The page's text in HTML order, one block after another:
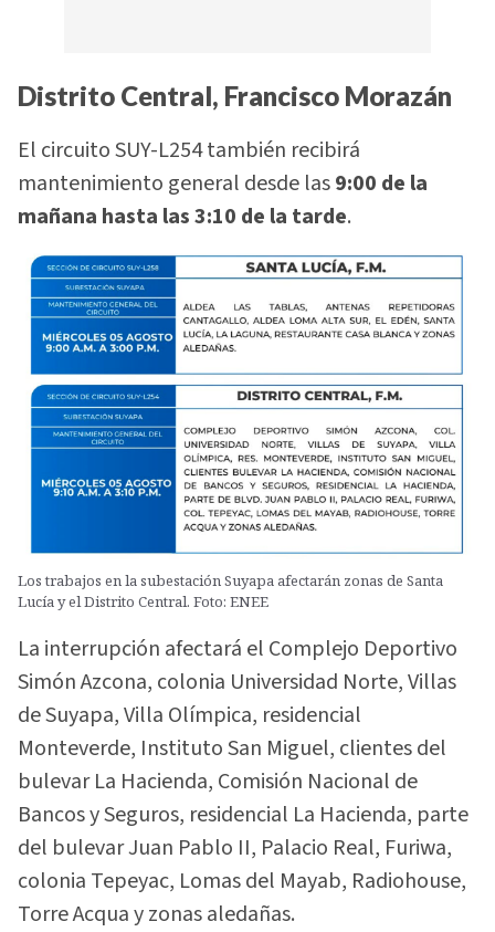
Distrito Central, Francisco Morazán
El circuito SUY-L254 también recibirá
mantenimiento general desde las9:00 de la
mañana hasta las 3:10 de la tarde.
Los trabajos en la subestación Suyapa afectarán zonas de Santa
Lucía y el Distrito Central. Foto: ENEE
La interrupción afectará el Complejo Deportivo
Simón Azcona, colonia Universidad Norte, Villas
de Suyapa, Villa Olímpica, residencial
Monteverde, Instituto San Miguel, clientes del
bulevar La Hacienda, Comisión Nacional de
Bancos y Seguros, residencial La Hacienda, parte
del bulevar Juan Pablo II, Palacio Real, Furiwa,
colonia Tepeyac, Lomas del Mayab, Radiohouse,
Torre Acqua y zonas aledañas.